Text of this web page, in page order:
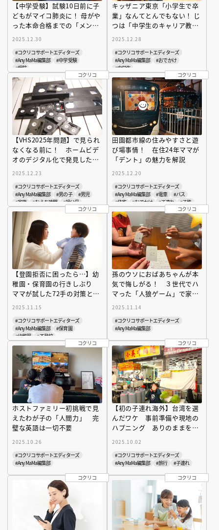
【中学受験】試験10日前に子
どもがマイコ肺炎に！ 母がや
った本命合格までの「メンタ
2025.12.30
#コクリコサポートエディターズ
#Any MaMa編集部
#中学受験
#受験
キッザニア東京「小学生で卒
業」なんてとんでもない！ じ
つは「中学生のキャリア教
2025.12.28
#コクリコサポートエディターズ
#Any MaMa編集部
#おでかけ
#中学生
コクリコ
【VHS2025年問題】で見られ
なくなる前に！ ホームビデ
オのデジタル化で発見した我
が家のファミリーヒストリー
2025.12.23
#コクリコサポートエディターズ
#Any MaMa編集部
#男の子
#男児
#家族
#おうち時間
#祖父母
#動画
コクリコ
田園都市線の住みやすさと遊
び場事情！ 在住24年ママが
「デント」の魅力を解説
2025.12.20
#コクリコサポートエディターズ
#Any MaMa編集部
#電車
#バス
#住宅
#おでかけ #子連れ
#子鉄
#子育て
#公園
コクリコ
【登園拒否に困ったら…】幼
稚園・保育園の行きしぶり
ママが試した72手の対策と最
終結論を公開
2025.11.15
#コクリコサポートエディターズ
#Any MaMa編集部
#保育園
#幼稚園
#不登校
コクリコ
孫のウソにおばあちゃんが本
気で悔しがる！ ３世代でハ
マった「人狼ゲーム」で家族
の会話が復活
2025.11.14
#コクリコサポートエディターズ
#Any MaMa編集部
コクリコ
ホストファミリー初挑戦で見
えたわが子の「人間力」 完
璧な英語は一切不要
2025.10.26
#コクリコサポートエディターズ
#Any MaMa編集部
コクリコ
【初の子連れ海外】台湾を選
んだワケ 事前準備や現地の
ハプニング ありのままをマ
2025.10.02
#コクリコサポートエディターズ
#Any MaMa編集部
#旅行
#子連れ
コクリコ
コクリコ